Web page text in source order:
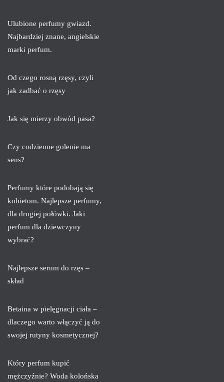
Ulubione perfumy gwiazd.
Najbardziej znane, angielskie
marki perfum.
Od czego rosną rzęsy, czyli
jak zadbać o rzęsy
Jak się mierzy obwód pasa?
Czy codzienne golenie ma
sens?
Perfumy które podobają się
kobietom. Najlepsze perfumy,
dla drugiej połówki. Jaki
perfum dla dziewczyny
wybrać?
Najlepsze serum do rzęs –
skład
Betaina w pielęgnacji ciała –
dlaczego warto włączyć ją do
swojej rutyny kosmetycznej?
Który perfum kupić
mężczyźnie? Woda kolońska